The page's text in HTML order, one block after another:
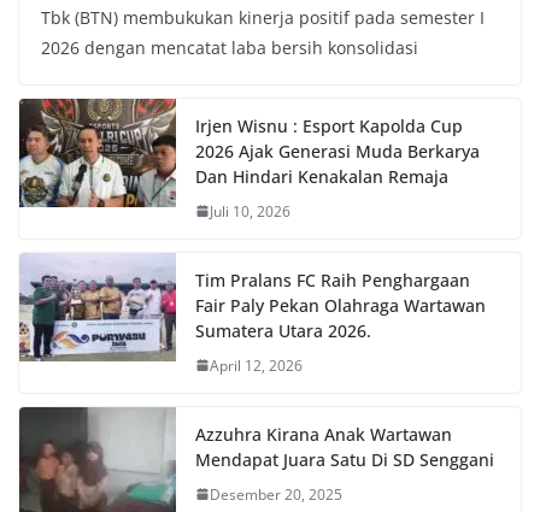
Tbk (BTN) membukukan kinerja positif pada semester I
2026 dengan mencatat laba bersih konsolidasi
Irjen Wisnu : Esport Kapolda Cup
2026 Ajak Generasi Muda Berkarya
Dan Hindari Kenakalan Remaja
Juli 10, 2026
Tim Pralans FC Raih Penghargaan
Fair Paly Pekan Olahraga Wartawan
Sumatera Utara 2026.
April 12, 2026
Azzuhra Kirana Anak Wartawan
Mendapat Juara Satu Di SD Senggani
Desember 20, 2025